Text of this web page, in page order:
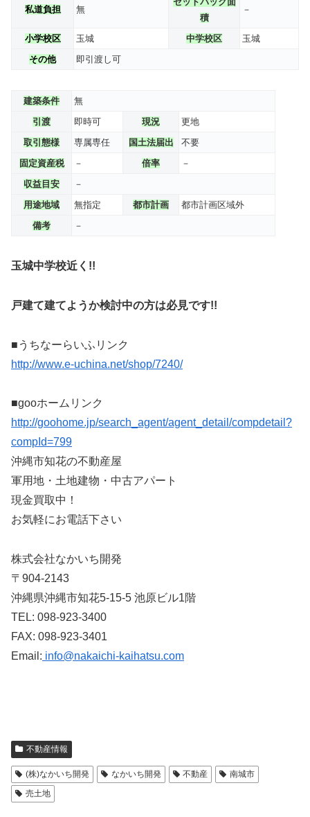
私道負担 無
積
－
小学校区 玉城 中学校区
玉城
その他
即引渡し可
建築条件
無
引渡
即時可 現況
更地
取引態様
専属専任 国土法届出
不要
固定資産税
－ 倍率
－
収益目安
－
用途地域
無指定 都市計画
都市計画区域外
備考
－
玉城中学校近く!!
戸建て建てようか検討中の方は必見です!!
■うちなーらいふリンク
http://www.e-uchina.net/shop/7240/
■gooホームリンク
http://goohome.jp/search_agent/agent_detail/compdetail?
compId=799
沖縄市知花の不動産屋
軍用地・土地建物・中古アパート
現金買取中！
お気軽にお電話下さい
株式会社なかいち開発
〒904-2143
沖縄県沖縄市知花5-15-5 池原ビル1階
TEL: 098-923-3400
FAX: 098-923-3401
Email: info@nakaichi-kaihatsu.com
不動産情報
(株)なかいち開発 なかいち開発 不動産
南城市
売土地